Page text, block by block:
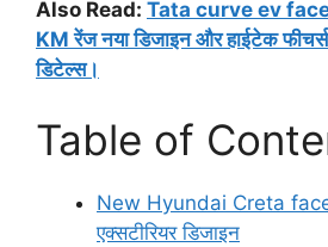
Also Read: Tata curve ev
KM रेंज नया डिजाइन और हाईटेक
डिटेल्स।
Table of
New Hyundai Creta
एक्सटीरियर डिजाइन